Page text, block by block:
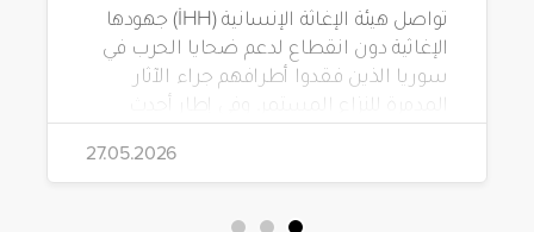
تواصل هيئة الإغاثة الإنسانية (İHH) جهودها
الإغاثية دون انقطاع لدعم ضحايا الحرب في
سوريا الذين فقدوا أطرافهم جراء الآثار
المدمرة للنزاع المستمر. وفي إطار أحدث
مشاريعها، قامت الهيئة بتوزيع 228 كرسياً
متحركاً كهربائياً على أشخاص من ذوي
الاحتياجات الخاصة يعيشون في ظروف
قاسية بمناطق دمشق، وحلب، وحماة،
27.05.2026